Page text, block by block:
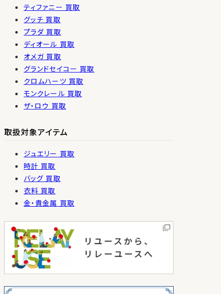
ティファニー 買取
グッチ 買取
プラダ 買取
ディオール 買取
オメガ 買取
グランドセイコー 買取
クロムハーツ 買取
モンクレール 買取
ザ・ロウ 買取
取扱対象アイテム
ジュエリー 買取
時計 買取
バッグ 買取
衣料 買取
金・貴金属 買取